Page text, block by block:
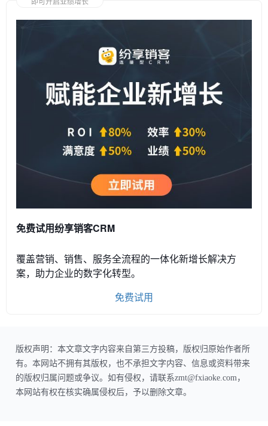
免费试用纷享销客CRM
覆盖营销、销售、服务全流程的一体化新增长解决方
案，助力企业的数字化转型。
免费试用
版权声明：本文章文字内容来自第三方投稿，版权归原始作者所
有。本网站不拥有其版权，也不承担文字内容、信息或资料带来
的版权归属问题或争议。如有侵权，请联系zmt@fxiaoke.com，
本网站有权在核实确属侵权后，予以删除文章。